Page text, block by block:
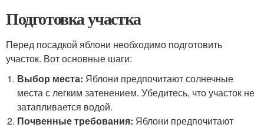
Подготовка участка
Перед посадкой яблони необходимо подготовить
участок. Вот основные шаги:
Выбор места: Яблони предпочитают солнечные
места с легким затенением. Убедитесь, что участок не
затапливается водой.
Почвенные требования: Яблони предпочитают